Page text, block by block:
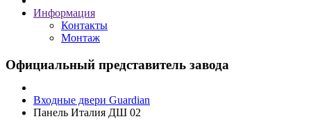
Информация
Контакты
Монтаж
Официальный представитель завода
Входные двери Guardian
Панель Италия ДШ 02